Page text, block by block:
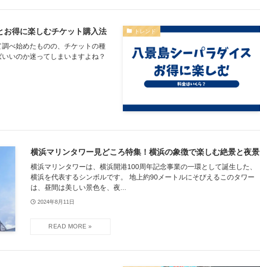
トレンド
お得に楽しむチケット購入法
べ始めたものの、チケットの種
いのか迷ってしまいますよね？
横浜マリンタワー見どころ特集！横浜の象徴で楽しむ絶景と夜景
横浜マリンタワーは、横浜開港100周年記念事業の一環として誕生した、
横浜を代表するシンボルです。 地上約90メートルにそびえるこのタワー
は、昼間は美しい景色を、夜...
2024年8月11日